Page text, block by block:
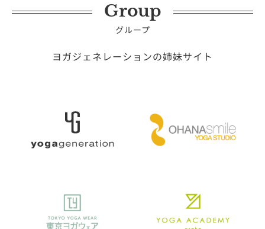
Group
グループ
ヨガジェネレーションの姉妹サイト